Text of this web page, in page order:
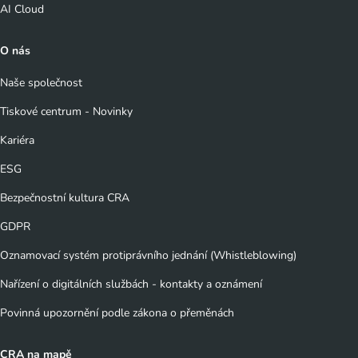
AI Cloud
O nás
Naše společnost
Tiskové centrum - Novinky
Kariéra
ESG
Bezpečnostní kultura CRA
GDPR
Oznamovací systém protiprávního jednání (Whistleblowing)
Nařízení o digitálních službách - kontakty a oznámení
Povinná upozornění podle zákona o přeměnách
CRA na mapě